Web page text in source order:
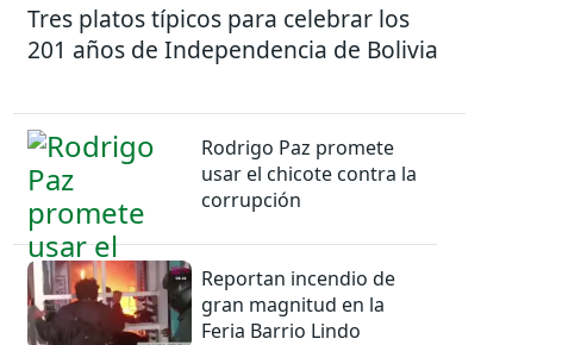
Tres platos típicos para celebrar los
201 años de Independencia de Bolivia
Rodrigo Paz promete
usar el chicote contra la
corrupción
Reportan incendio de
gran magnitud en la
Feria Barrio Lindo